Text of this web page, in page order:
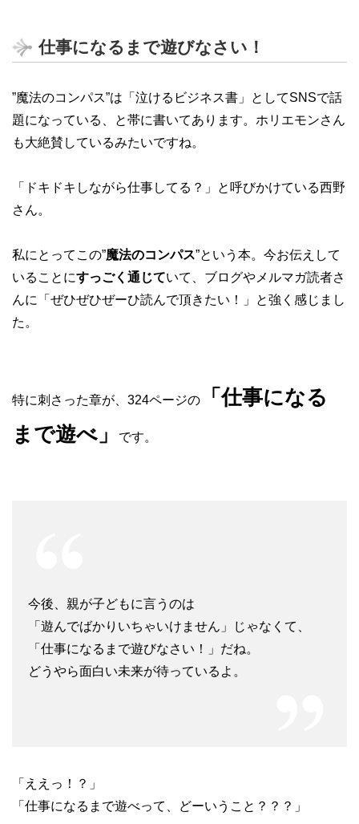
仕事になるまで遊びなさい！
”魔法のコンパス”は「泣けるビジネス書」としてSNSで話
題になっている、と帯に書いてあります。ホリエモンさん
も大絶賛しているみたいですね。
「ドキドキしながら仕事してる？」と呼びかけている西野
さん。
私にとってこの”魔法のコンパス”という本。今お伝えして
いることにすっごく通じていて、ブログやメルマガ読者さ
んに「ぜひぜひぜーひ読んで頂きたい！」と強く感じまし
た。
特に刺さった章が、324ページの
「仕事になる
まで遊べ」
です。
今後、親が子どもに言うのは
「遊んでばかりいちゃいけません」じゃなくて、
「仕事になるまで遊びなさい！」だね。
どうやら面白い未来が待っているよ。
「ええっ！？」
「仕事になるまで遊べって、どーいうこと？？？」